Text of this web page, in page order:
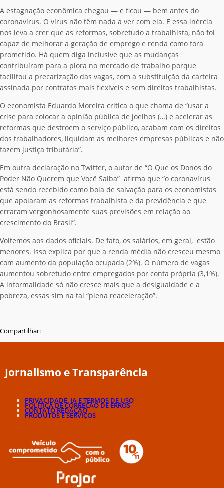
A estagnação econômica chegou — e ficou — bem antes do
coronavírus. O vírus não têm nada a ver com ela. E essa inércia
nos leva a crer que as reformas, sobretudo a trabalhista, não foi
capaz de melhorar a geração de emprego e renda como fora
prometido. Há quem diga inclusive que as mudanças
contribuíram para a piora no mercado de trabalho porque
facilitou a precarização das vagas, com a substituição da carteira
assinada por contratos mais flexíveis e sem direitos trabalhistas.
O economista Eduardo Moreira critica o que chama de “usar a
crise para colocar a opinião pública de joelhos (…) e acelerar as
reformas que destroem o serviço público, acabam com os direitos
dos trabalhadores, liquidam as melhores empresas públicas e não
fazem justiça tributária”.
Em outra declaração no Twitter, o autor de “O Que os Donos do
Poder Não Querem que Você Saiba” afirma que “o coronavírus
está sendo recebido como boia de salvação para os economistas
que apoiaram as reformas trabalhista e da previdência e que
erraram vergonhosamente suas previsões em relação ao
crescimento do Brasil”.
Voltemos aos dados oficiais. De fato, os salários, em geral, estão
menores. Isso explica por que a renda média não cresceu mesmo
com aumento da população ocupada (2%). O número de vagas
aumentou sobretudo entre empregados por conta própria (3,1%).
A informalidade só não cresce mais que a desigualdade e a
pobreza, essas sim na tal “plena reaceleração”.
Compartilhar:
Jornalismo e Transparência
PRIVACIDADE, IA E TERMOS DE USO
POLÍTICA DE CORREÇÃO DE ERROS
CONTATO REDAÇÃO
PRODUTOS E SERVIÇOS